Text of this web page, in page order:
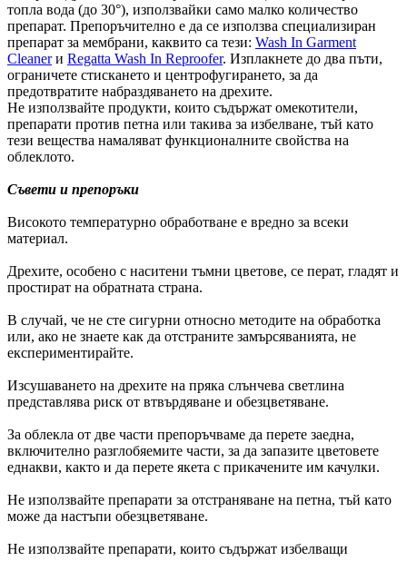
топла вода (до 30°), използвайки само малко количество
препарат. Препоръчително е да се използва специализиран
препарат за мембрани, каквито са тези: Wash In Garment
Cleanerи Regatta Wash In Reproofer. Изплакнете до два пъти,
ограничете стискането и центрофугирането, за да
предотвратите набраздяването на дрехите.
Не използвайте продукти, които съдържат омекотители,
препарати против петна или такива за избелване, тъй като
тези вещества намаляват функционалните свойства на
облеклото.
Съвети и препоръки
Високото температурно обработване е вредно за всеки
материал.
Дрехите, особено с наситени тъмни цветове, се перат, гладят и
простират на обратната страна.
В случай, че не сте сигурни относно методите на обработка
или, ако не знаете как да отстраните замърсяванията, не
експериментирайте.
Изсушаването на дрехите на пряка слънчева светлина
представлява риск от втвърдяване и обезцветяване.
За облекла от две части препоръчваме да перете заедна,
включително разглобяемите части, за да запазите цветовете
еднакви, както и да перете якета с прикачените им качулки.
Не използвайте препарати за отстраняване на петна, тъй като
може да настъпи обезцветяване.
Не използвайте препарати, които съдържат избелващи